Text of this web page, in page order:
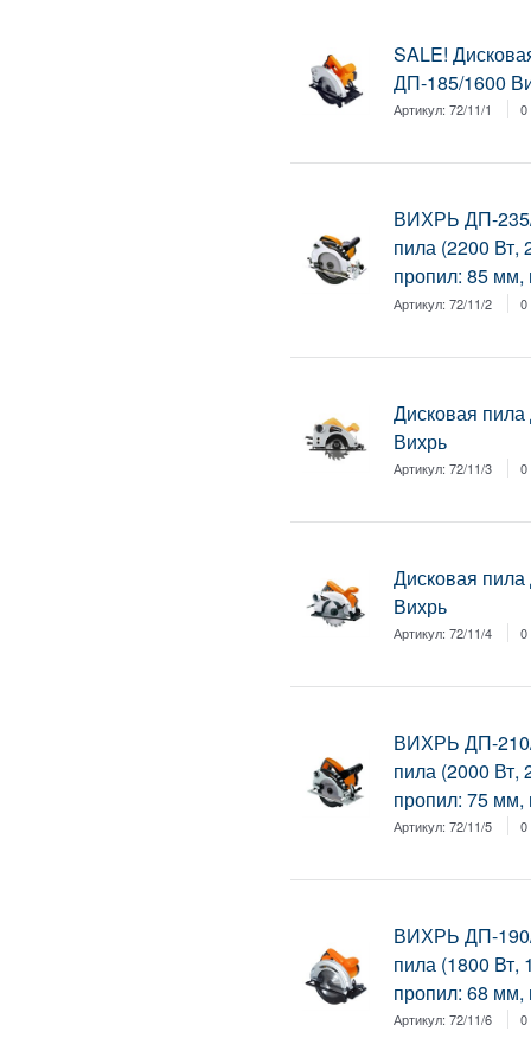
SALE!
ДП-185/1600
Артикул:72/11/1 0
ВИХРЬ ДП-
пила (2200 Вт,
пропил: 85 мм,
Артикул:72/11/2 0
Дисковая
Вихрь
Артикул:72/11/3 0
Дисковая
Вихрь
Артикул:72/11/4 0
ВИХРЬ ДП-
пила (2000 Вт,
пропил: 75 мм,
Артикул:72/11/5 0
ВИХРЬ ДП-
пила (1800 Вт,
пропил: 68 мм,
Артикул:72/11/6 0